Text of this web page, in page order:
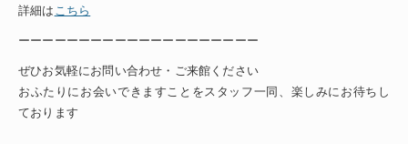
詳細は こちら
ーーーーーーーーーーーーーーーーーーーー
ぜひお気軽にお問い合わせ・ご来館ください
おふたりにお会いできますことをスタッフ一同、楽しみにお待ちし
ております